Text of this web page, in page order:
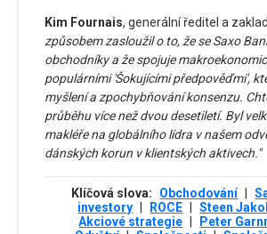
Kim Fournais, generální ředitel a
způsobem zasloužil o to, že se Saxo
obchodníky a že spojuje
populárními 'Šokujícími předpověďmi',
myšlení a zpochybňování konsenzu.
průběhu více než dvou desetiletí. Byl
makléře na globálního lídra v našem
dánských korun v klientských aktivech."
Klíčová slova: Obchodování
investory
ROCE Steen
Akciové strategie
Peter